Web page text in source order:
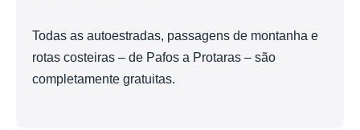
Todas as autoestradas, passagens de montanha e
rotas costeiras – de Pafos a Protaras – são
completamente gratuitas.